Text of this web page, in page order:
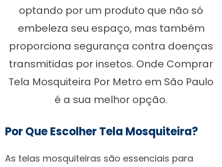
optando por um produto que não só
embeleza seu espaço, mas também
proporciona segurança contra doenças
transmitidas por insetos. Onde Comprar
Tela Mosquiteira Por Metro em São Paulo
é a sua melhor opção.
Por Que Escolher Tela Mosquiteira?
As telas mosquiteiras são essenciais para